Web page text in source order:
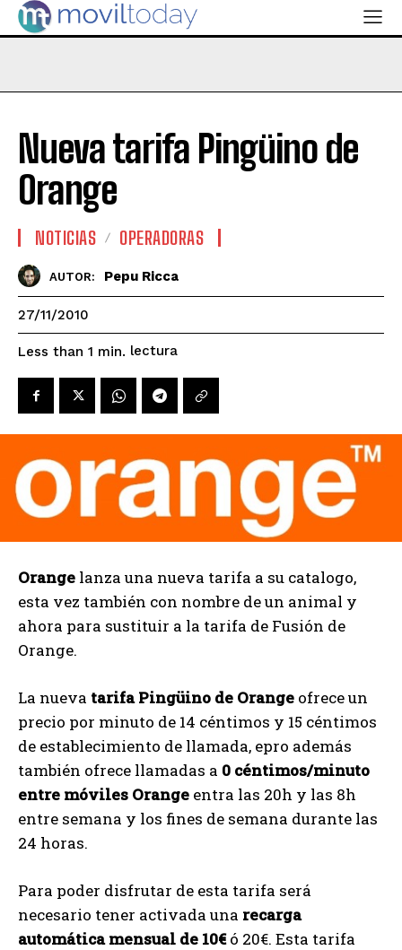
Nueva tarifa Pingüino de
Orange
NOTICIAS OPERADORAS
AUTOR: Pepu Ricca
27/11/2010
Less than 1 min. lectura
Orange lanza una nueva tarifa a su catalogo,
esta vez también con nombre de un animal y
ahora para sustituir a la tarifa de Fusión de
Orange.
La nueva tarifa Pingüino de Orange ofrece un
precio por minuto de 14 céntimos y 15 céntimos
de establecimiento de llamada, epro además
también ofrece llamadas a 0 céntimos/minuto
entre móviles Orange entra las 20h y las 8h
entre semana y los fines de semana durante las
24 horas.
Para poder disfrutar de esta tarifa será
necesario tener activada una recarga
automática mensual de 10€ó 20€. Esta tarifa